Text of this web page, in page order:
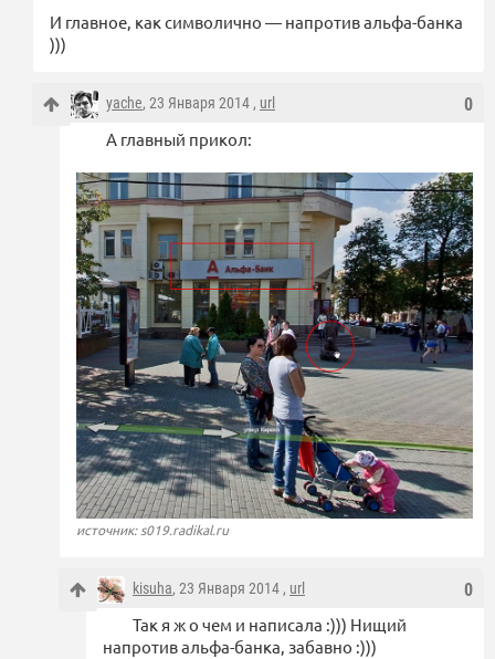
И главное, как символично — напротив альфа-банка
)))
0
yache, 23 Января 2014 , url
А главный прикол:
источник: s019.radikal.ru
0
kisuha, 23 Января 2014 , url
Так я ж о чем и написала :))) Нищий
напротив альфа-банка, забавно :)))